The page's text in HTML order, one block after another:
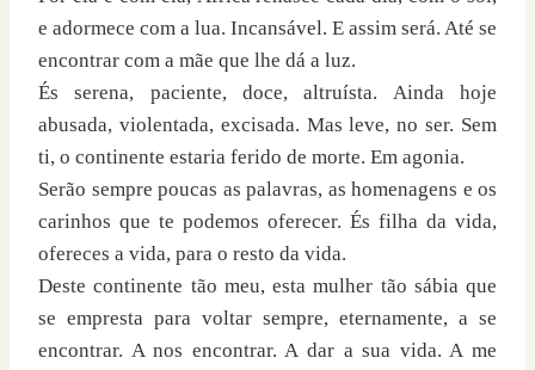
e adormece com a lua. Incansável. E assim será. Até se
encontrar com a mãe que lhe dá a luz.
És serena, paciente, doce, altruísta. Ainda hoje
abusada, violentada, excisada. Mas leve, no ser. Sem
ti, o continente estaria ferido de morte. Em agonia.
Serão sempre poucas as palavras, as homenagens e os
carinhos que te podemos oferecer. És filha da vida,
ofereces a vida, para o resto da vida.
Deste continente tão meu, esta mulher tão sábia que
se empresta para voltar sempre, eternamente, a se
encontrar. A nos encontrar. A dar a sua vida. A me